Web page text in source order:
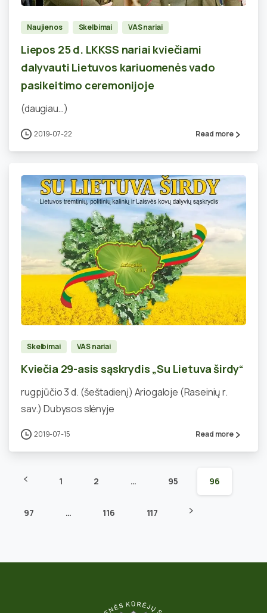
Naujienos Skelbimai VAS nariai
Liepos 25 d. LKKSS nariai kviečiami
dalyvauti Lietuvos kariuomenės vado
pasikeitimo ceremonijoje
(daugiau…)
2019-07-22 Read more
Skelbimai VAS nariai
Kviečia 29-asis sąskrydis „Su Lietuva širdy“
rugpjūčio 3 d. (šeštadienį) Ariogaloje (Raseinių r.
sav.) Dubysos slėnyje
2019-07-15 Read more
1 2 … 95 96
97 … 116 117